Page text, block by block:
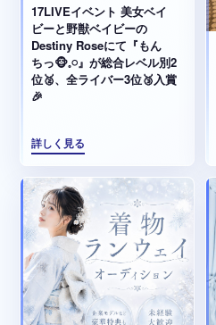
17LIVEイベント 美女ベイ
ビーと野獣ベイビーの
Destiny Roseにて『もん
ちっ🐵𓈒𓏸︎︎︎︎』が総合レベル別2
位🥈、全ライバー3位🥉入賞
🎉
詳しく見る